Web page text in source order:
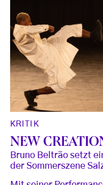
KRITIK
NEW
Bruno Beltrão setzt
der Sommerszene